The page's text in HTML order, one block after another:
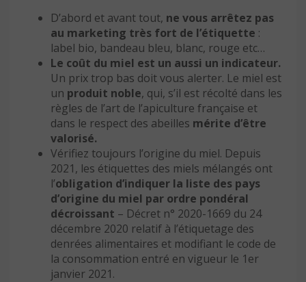
D’abord et avant tout, ne vous arrêtez pas
au marketing très fort de l’étiquette :
label bio, bandeau bleu, blanc, rouge etc…
Le coût du miel est un aussi un indicateur.
Un prix trop bas doit vous alerter. Le miel est
un produit noble, qui, s’il est récolté dans les
règles de l’art de l’apiculture française et
dans le respect des abeilles mérite d’être
valorisé.
Vérifiez toujours l’origine du miel. Depuis
2021, les étiquettes des miels mélangés ont
l’obligation d’indiquer la liste des pays
d’origine du miel par ordre pondéral
décroissant – Décret n° 2020-1669 du 24
décembre 2020 relatif à l’étiquetage des
denrées alimentaires et modifiant le code de
la consommation entré en vigueur le 1er
janvier 2021.